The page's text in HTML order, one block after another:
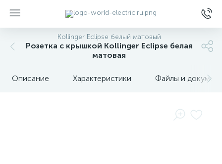
Kollinger Eclipse белый матовый
Розетка с крышкой Kollinger Eclipse белая
матовая
Описание Характеристики Файлы и